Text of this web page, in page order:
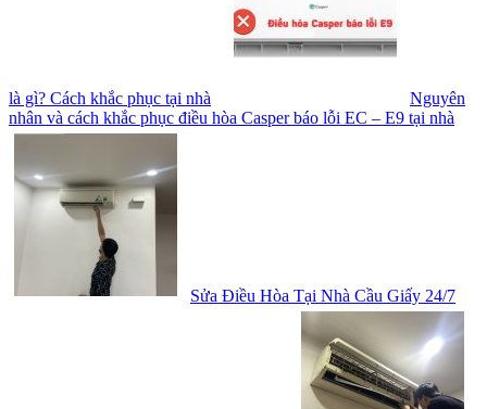
là gì? Cách khắc phục tại nhà
Nguyên
nhân và cách khắc phục điều hòa Casper báo lỗi EC – E9 tại nhà
Sửa Điều Hòa Tại Nhà Cầu Giấy 24/7